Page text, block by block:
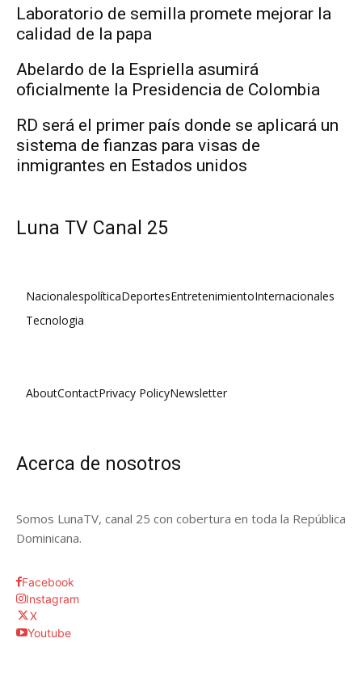
Laboratorio de semilla promete mejorar la
calidad de la papa
Abelardo de la Espriella asumirá
oficialmente la Presidencia de Colombia
RD será el primer país donde se aplicará un
sistema de fianzas para visas de
inmigrantes en Estados unidos
Luna TV Canal 25
NacionalespolíticaDeportesEntretenimientoInternacionales
Tecnologia
AboutContactPrivacy PolicyNewsletter
Acerca de nosotros
Somos LunaTV, canal 25 con cobertura en toda la República
Dominicana.
Facebook
Instagram
X
Youtube